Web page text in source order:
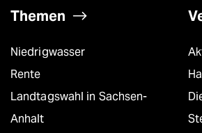
Themen
Niedrigwasser
Rente
Landtagswahl in Sachsen-
Anhalt